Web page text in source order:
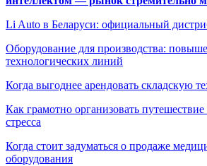
Li Auto в Беларуси: официальный
Оборудование для производства:
технологических линий
Когда выгоднее арендовать складскую
Как грамотно организовать
стресса
Когда стоит задуматься о продаже
оборудования